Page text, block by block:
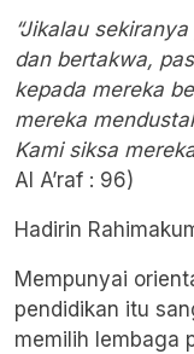
“Jikalau
dan bertakwa,
kepada mereka
mereka
Kami siksa
Al A’raf : 96)
Hadirin
Mempunyai
pendidikan itu
memilih lembaga